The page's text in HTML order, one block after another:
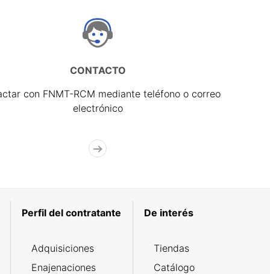
CONTACTO
con FNMT-RCM mediante teléfono o correo
electrónico
Perfil del contratante
Adquisiciones
Enajenaciones
De interés
Tiendas
Catálogo